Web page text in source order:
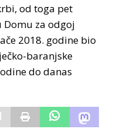
od toga pet
za odgoj
2018. godine bio
baranjske
do danas